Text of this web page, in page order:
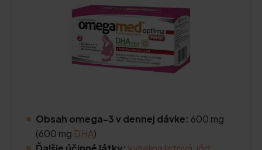
Obsah omega-3 v dennej dávke: 600 mg
(600 mg DHA)